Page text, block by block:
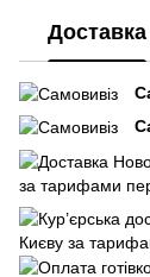
Доставка
за тарифами
Києву за